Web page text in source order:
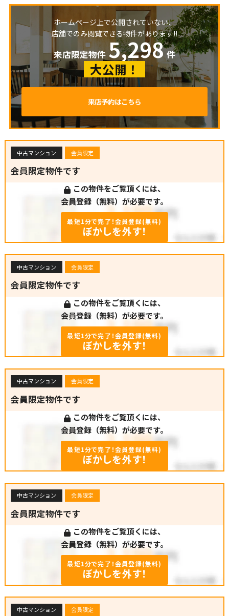
ホームページ上で公開されていない、
店舗でのみ閲覧できる物件があります!!
来店限定物件 5,298 件
大公開！
来店予約はこちら
中古マンション 会員限定
会員限定物件です
この物件をご覧頂くには、
会員登録（無料）が必要です。
最短1分で完了！会員登録(無料)
ぼかしを外す！
中古マンション 会員限定
会員限定物件です
この物件をご覧頂くには、
会員登録（無料）が必要です。
最短1分で完了！会員登録(無料)
ぼかしを外す！
中古マンション 会員限定
会員限定物件です
この物件をご覧頂くには、
会員登録（無料）が必要です。
最短1分で完了！会員登録(無料)
ぼかしを外す！
中古マンション 会員限定
会員限定物件です
この物件をご覧頂くには、
会員登録（無料）が必要です。
最短1分で完了！会員登録(無料)
ぼかしを外す！
中古マンション 会員限定